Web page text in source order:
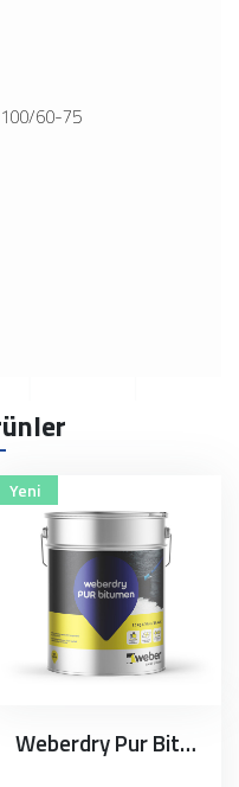
60-75
Yeni
Weberdry Pur Bitumen